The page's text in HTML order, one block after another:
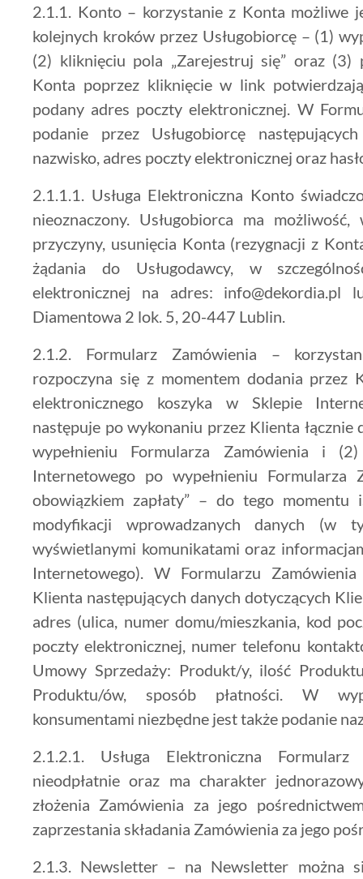
2.1.1. Konto – korzystanie z Konta możliwe
kolejnych kroków przez Usługobiorcę – (1)
(2) kliknięciu pola „Zarejestruj się” oraz (3)
Konta poprzez kliknięcie w link
podany adres poczty elektronicznej. W
podanie przez Usługobiorcę
nazwisko, adres poczty elektronicznej oraz
2.1.1.1. Usługa Elektroniczna Konto
nieoznaczony. Usługobiorca ma
przyczyny, usunięcia Konta (rezygnacji z
żądania do Usługodawcy, w
elektronicznej na adres:
Diamentowa 2 lok. 5, 20-447 Lublin.
2.1.2. Formularz Zamówienia –
rozpoczyna się z momentem dodania przez
elektronicznego koszyka w Sklepie
następuje po wykonaniu przez Klienta
wypełnieniu Formularza Zamówienia i
Internetowego po wypełnieniu Formularza
obowiązkiem zapłaty” – do tego momentu
modyfikacji wprowadzanych danych (w
wyświetlanymi komunikatami oraz
Internetowego). W Formularzu
Klienta następujących danych dotyczących
adres (ulica, numer domu/mieszkania, kod
poczty elektronicznej, numer telefonu
Umowy Sprzedaży: Produkt/y, ilość
Produktu/ów, sposób płatności. W
konsumentami niezbędne jest także podanie
2.1.2.1. Usługa Elektroniczna
nieodpłatnie oraz ma charakter
złożenia Zamówienia za jego
zaprzestania składania Zamówienia za jego
2.1.3. Newsletter – na Newsletter można